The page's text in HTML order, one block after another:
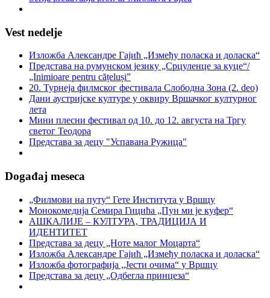
Vest nedelje
Изложба Александре Гајић „Између поласка и доласка“
Представа на румунском језику „Срцуленце за куце“/
„Inimioare pentru cățeluși”
20. Турнеја филмског фестивала Слободна Зона (2. deo)
Дани аустријске културе у оквиру Вршачког културног
лета
Мини плесни фестивал од 10. до 12. августа на Тргу
светог Теодора
Представа за децу "Успавана Ружица"
Događaj meseca
„Филмови на путу“ Гетe Института у Вршцу
Монокомедија Семира Гицића „Пун ми је куфер“
АШКАЛИЈЕ – КУЛТУРА, ТРАДИЦИЈА И
ИДЕНТИТЕТ
Представа за децу „Ноте малог Моцарта“
Изложба Александре Гајић „Између поласка и доласка“
Изложба фотографија „Јести очима“ у Вршцу
Представа за децу „Одбегла принцеза“